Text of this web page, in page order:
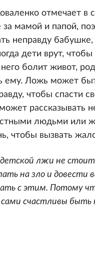
отмечает в
за мамой и папой,
неправду бабушке,
дети врут,
болит живот,
ему. Ложь может
чтобы спасти
рассказывать
людьми или
чтобы вызвать
лжи не
на зло и довести
с этим. Потому
счастливы быть